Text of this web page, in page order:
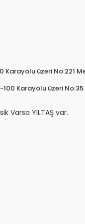
Karayolu üzeri No:221
100 Karayolu üzeri No:35
Varsa YILTAŞ var.